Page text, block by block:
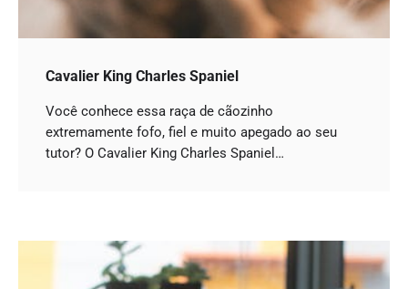
Cavalier King Charles Spaniel
Você conhece essa raça de cãozinho
extremamente fofo, fiel e muito apegado ao seu
tutor? O Cavalier King Charles Spaniel…